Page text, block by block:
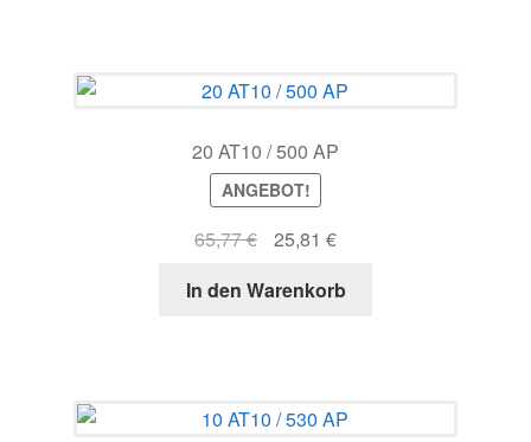
20 AT10 / 500 AP
ANGEBOT!
65,77€
Ursprünglicher
war:
25,81 €Aktueller
ist:
In den Warenkorb